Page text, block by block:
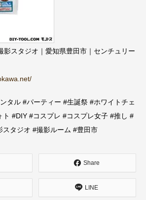
影スタジオ｜愛知県豊田市｜センチュリー
タル #パーティー #生誕祭 #ホワイトチェ
ト #DIY #コスプレ #コスプレ女子 #推し #
スタジオ #撮影ルーム #豊田市
Share
LINE